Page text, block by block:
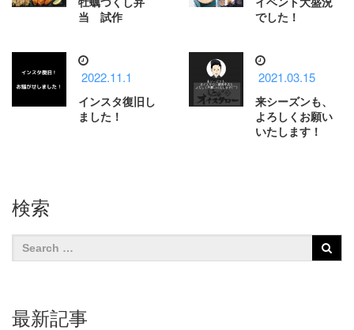
当 試作
でした！
2022.11.1
インスタ復旧し
ました！
2021.03.15
来シーズンも、
よろしくお願い
いたします！
検索
最新記事